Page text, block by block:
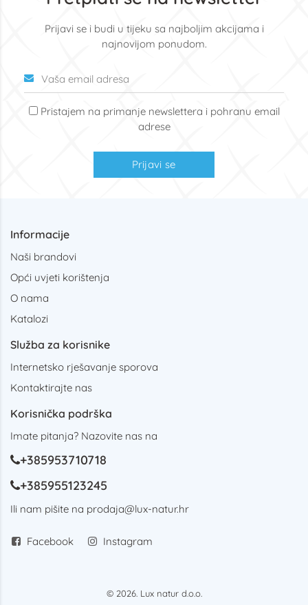
Prijavi se i budi u tijeku sa najboljim akcijama i
najnovijom ponudom.
Pristajem na primanje newslettera i pohranu email
adrese
Prijavi se
Informacije
Naši brandovi
Opći uvjeti korištenja
O nama
Katalozi
Služba za korisnike
Internetsko rješavanje sporova
Kontaktirajte nas
Korisnička podrška
Imate pitanja? Nazovite nas na
+385953710718
+385955123245
Ili nam pišite na prodaja@lux-natur.hr
Facebook Instagram
© 2026. Lux natur d.o.o.